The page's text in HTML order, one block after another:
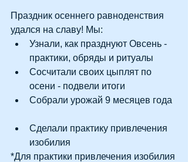
Праздник осеннего равноденствия
удался на славу! Мы:
Узнали, как празднуют Овсень -
практики, обряды и ритуалы
Сосчитали своих цыплят по
осени - подвели итоги
Собрали урожай 9 месяцев года
Сделали практику привлечения
изобилия
*Для практики привлечения изобилия